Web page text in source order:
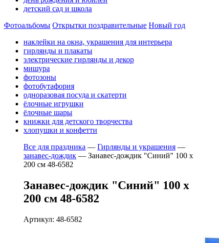
детский сад и школа
Фотоальбомы Открытки поздравительные Новый год
наклейки на окна, украшения для интерьера
гирлянды и плакаты
электрические гирлянды и декор
мишура
фотозоны
фотобутафория
одноразовая посуда и скатерти
ёлочные игрушки
ёлочные шары
книжки для детского творчества
хлопушки и конфетти
Все для праздника — Гирлянды и украшения —
занавес-дождик — Занавес-дождик "Синий" 100 х
200 см 48-6582
Занавес-дождик "Синий" 100 х
200 см 48-6582
Артикул: 48-6582